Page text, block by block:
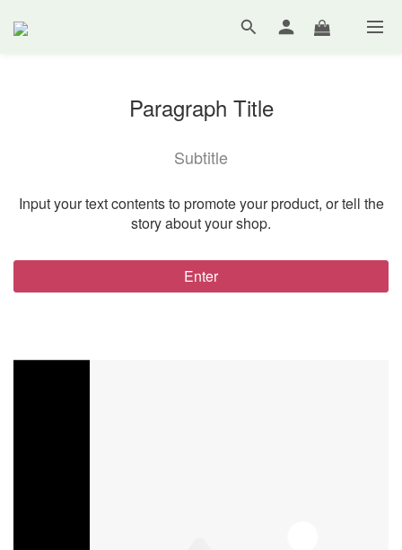
Paragraph Title
Subtitle
Input your text contents to promote your product, or tell the
story about your shop.
Enter